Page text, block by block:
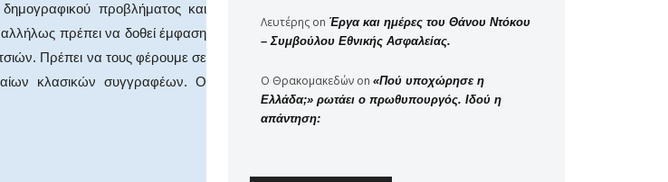
δημογραφικού προβλήματος και
πρέπει να δοθεί έμφαση
Πρέπει να τους φέρουμε σε
κλασικών συγγραφέων. Ο
Λευτέρης on Έργα και ημέρες του Θάνου Ντόκου
– Συμβούλου Εθνικής Ασφαλείας.
Ο Θρακομακεδών on «Πού υποχώρησε η
Ελλάδα;» ρωτάει ο πρωθυπουργός. Ιδού η
απάντηση: